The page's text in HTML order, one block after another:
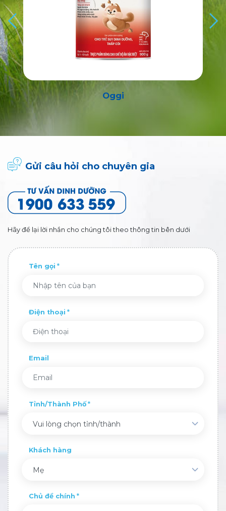
Oggi
Gửi câu hỏi cho chuyên gia
Hãy để lại lời nhắn cho chúng tôi theo thông tin bên dưới
Tên gọi
Điện thoại
Email
Tỉnh/Thành Phố
Vui lòng chọn tỉnh/thành
Khách hàng
Mẹ
Chủ đề chính